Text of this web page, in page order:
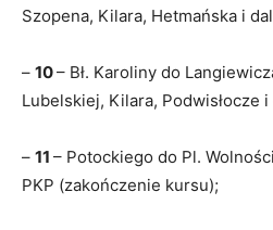
Szopena, Kilara, Hetmańska i
– 10– Bł. Karoliny do
Lubelskiej, Kilara, Podwisłocze
– 11 – Potockiego do Pl.
PKP (zakończenie kursu);